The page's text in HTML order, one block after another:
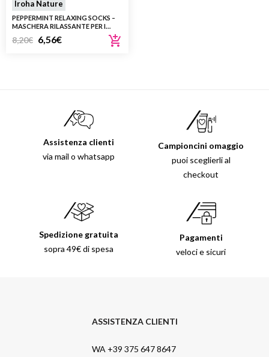
Iroha Nature
PEPPERMINT RELAXING SOCKS –
MASCHERA RILASSANTE PER I
PIEDI CON ESTRATTO DI MENTA
PIPERITA
8,20€ 6,56€
Assistenza clienti
via mail o whatsapp
Campioncini omaggio
puoi sceglierli al
checkout
Spedizione gratuita
sopra 49€ di spesa
Pagamenti
veloci e sicuri
ASSISTENZA CLIENTI
WA +39 375 647 8647